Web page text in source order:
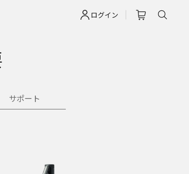
ログイン
サポート